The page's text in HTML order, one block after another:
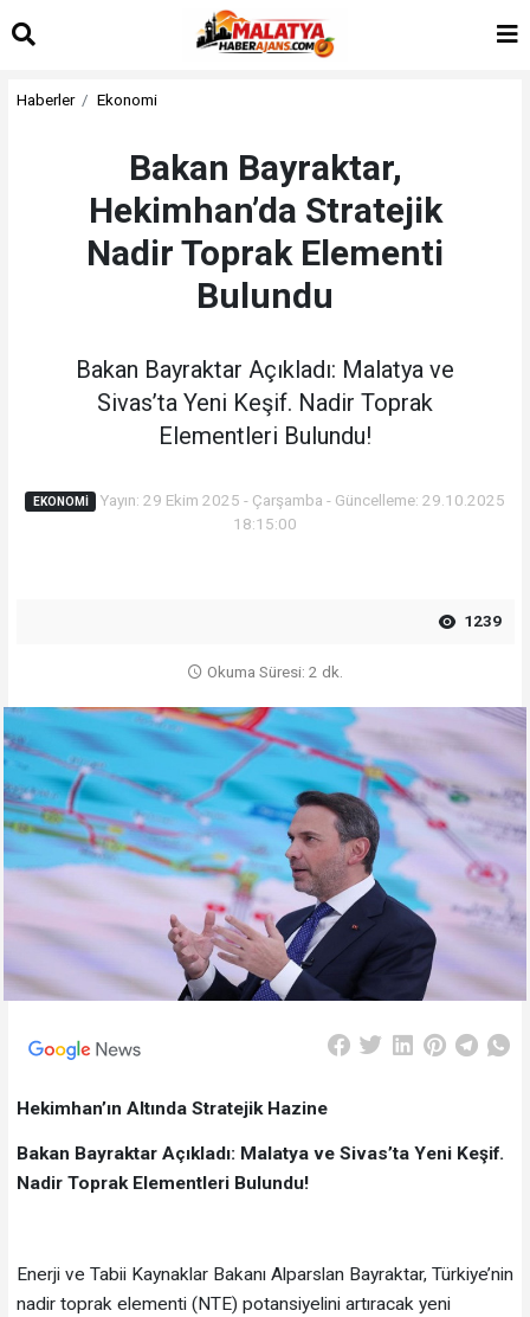
Haberler Ekonomi
Bakan Bayraktar,
Hekimhan’da Stratejik
Nadir Toprak Elementi
Bulundu
Bakan Bayraktar Açıkladı: Malatya ve
Sivas’ta Yeni Keşif. Nadir Toprak
Elementleri Bulundu!
EKONOMI
Yayın: 29 Ekim 2025 - Çarşamba - Güncelleme: 29.10.2025
18:15:00
1239
Okuma Süresi: 2 dk.
Hekimhan’ın Altında Stratejik Hazine
Bakan Bayraktar Açıkladı: Malatya ve Sivas’ta Yeni Keşif.
Nadir Toprak Elementleri Bulundu!
Enerji ve Tabii Kaynaklar Bakanı Alparslan Bayraktar, Türkiye’nin
nadir toprak elementi (NTE) potansiyelini artıracak yeni